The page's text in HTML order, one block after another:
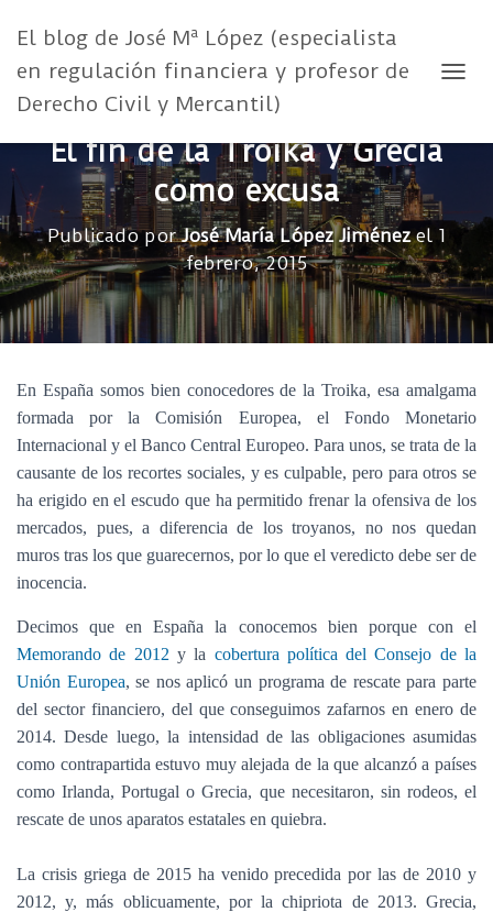
El blog de José Mª López (especialista
en regulación financiera y profesor de
Derecho Civil y Mercantil)
El fin de la Troika y Grecia
como excusa
Publicado porJosé María López Jiménezel 1
febrero, 2015
En España somos bien conocedores de la Troika, esa amalgama
formada por la Comisión Europea, el Fondo Monetario
Internacional y el Banco Central Europeo. Para unos, se trata de la
causante de los recortes sociales, y es culpable, pero para otros se
ha erigido en el escudo que ha permitido frenar la ofensiva de los
mercados, pues, a diferencia de los troyanos, no nos quedan
muros tras los que guarecernos, por lo que el veredicto debe ser de
inocencia.
Decimos que en España la conocemos bien porque con el
Memorando de 2012 y la cobertura política del Consejo de la
Unión Europea, se nos aplicó un programa de rescate para parte
del sector financiero, del que conseguimos zafarnos en enero de
2014. Desde luego, la intensidad de las obligaciones asumidas
como contrapartida estuvo muy alejada de la que alcanzó a países
como Irlanda, Portugal o Grecia, que necesitaron, sin rodeos, el
rescate de unos aparatos estatales en quiebra.
La crisis griega de 2015 ha venido precedida por las de 2010 y
2012, y, más oblicuamente, por la chipriota de 2013. Grecia,